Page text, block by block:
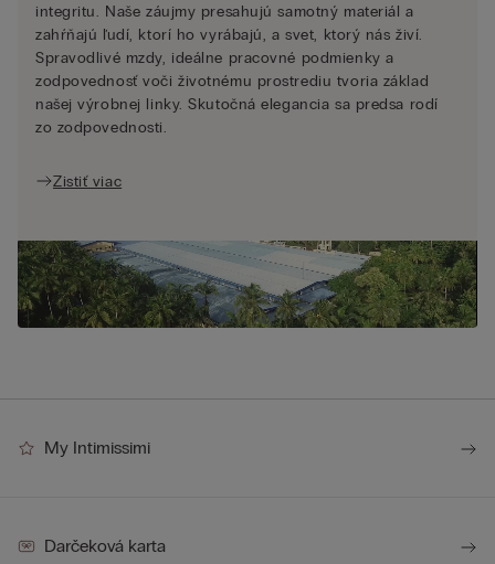
integritu. Naše záujmy presahujú samotný materiál a
zahŕňajú ľudí, ktorí ho vyrábajú, a svet, ktorý nás živí.
Spravodlivé mzdy, ideálne pracovné podmienky a
zodpovednosť voči životnému prostrediu tvoria základ
našej výrobnej linky. Skutočná elegancia sa predsa rodí
zo zodpovednosti.
Zistiť viac
My Intimissimi
Darčeková karta